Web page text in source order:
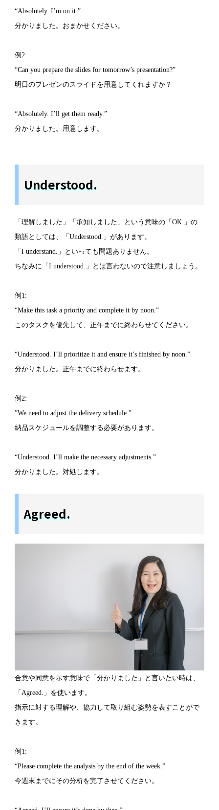
“Absolutely. I’m on it.”
分かりました。おまかせください。
例2:
“Can you prepare the slides for tomorrow’s presentation?”
明日のプレゼンのスライドを用意してくれますか？
“Absolutely. I’ll get them ready.”
分かりました。用意します。
Understood.
「理解しました」「承知しました」という意味の「OK.」の
類語としては、「Understood.」があります。
「I understand.」といっても問題ありません。
ちなみに「I understood.」とは言わないので注意しましょう。
例1:
“Make this task a priority and complete it by noon.”
このタスクを優先して、正午までに終わらせてください。
“Understood. I’ll prioritize it and ensure it’s finished by noon.”
分かりました。正午までに終わらせます。
例2:
”We need to adjust the delivery schedule.”
納品スケジュールを調整する必要があります。
“Understood. I’ll make the necessary adjustments.”
分かりました。対処します。
Agreed.
合意や同意を示す意味で「分かりました」と言いたい時は、
「Agreed.」を使います。
指示に対する理解や、協力して取り組む姿勢を表すことがで
きます。
例1:
“Please complete the analysis by the end of the week.”
今週末までにその分析を完了させてください。